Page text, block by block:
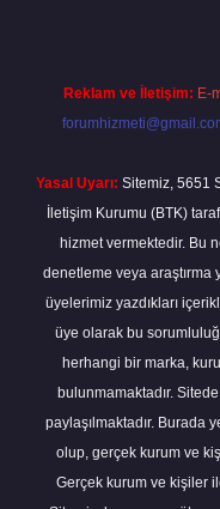
Reklam ve İletişim: E-
Yasal Uyarı: Sitemiz, 5651
İletişim Kurumu (BTK)
hizmet vermektedir. Bu
denetleme veya araştırma
üyelerimiz yazdıkları
üye olarak bu
herhangi bir marka,
bulunmamaktadır.
paylaşılmaktadır. Burada
olup, gerçek kurum ve
Gerçek kurum ve kişiler